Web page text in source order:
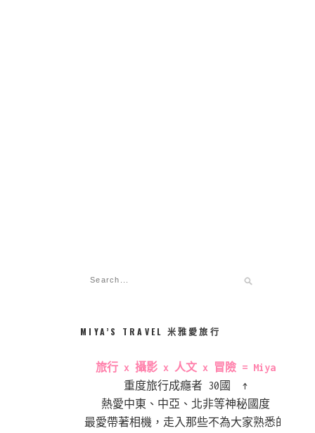
MIYA’S TRAVEL 米雅愛旅行
旅行 x 攝影 x 人文 x 冒險 = Miya
重度旅行成癮者 30國 ↑
熱愛中東、中亞、北非等神秘國度
最愛帶著相機，走入那些不為大家熟悉的